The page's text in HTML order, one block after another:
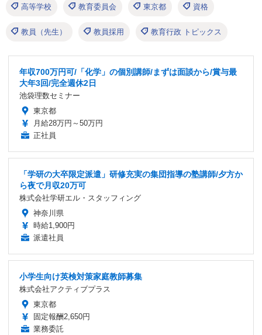
高等学校 教育委員会 東京都 資格
教員（先生） 教員採用 教育行政 トピックス
年収700万円可/「化学」の個別講師/まずは面談から/賞与最
大年3回/完全週休2日
池袋理数セミナー
東京都
月給28万円～50万円
正社員
「学研の大卒限定派遣」研修充実の集団指導の塾講師/夕方か
ら夜で月収20万可
株式会社学研エル・スタッフィング
神奈川県
時給1,900円
派遣社員
小学生向け英検対策家庭教師募集
株式会社アクティブプラス
東京都
固定報酬2,650円
業務委託